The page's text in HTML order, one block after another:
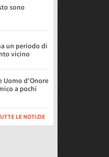
sono
un periodo di
vicino
Uomo d'Onore
a pochi
LE NOTIZIE